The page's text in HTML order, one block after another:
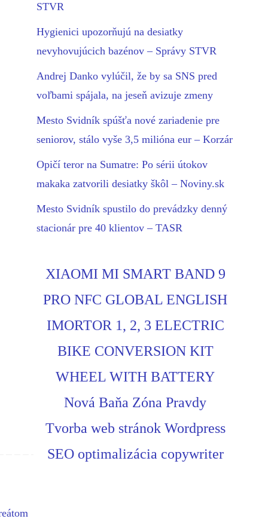
STVR
Hygienici upozorňujú na desiatky
nevyhovujúcich bazénov – Správy STVR
Andrej Danko vylúčil, že by sa SNS pred
voľbami spájala, na jeseň avizuje zmeny
Mesto Svidník spúšťa nové zariadenie pre
seniorov, stálo vyše 3,5 milióna eur – Korzár
Opičí teror na Sumatre: Po sérii útokov
makaka zatvorili desiatky škôl – Noviny.sk
Mesto Svidník spustilo do prevádzky denný
stacionár pre 40 klientov – TASR
XIAOMI MI SMART BAND 9
PRO NFC GLOBAL ENGLISH
IMORTOR 1, 2, 3 ELECTRIC
BIKE CONVERSION KIT
WHEEL WITH BATTERY
Nová Baňa Zóna Pravdy
Tvorba web stránok Wordpress
SEO optimalizácia copywriter